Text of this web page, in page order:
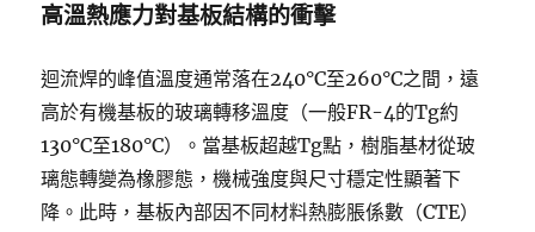
高溫熱應力對基板結構的衝擊
迴流焊的峰值溫度通常落在240°C至260°C之間，遠
高於有機基板的玻璃轉移溫度（一般FR-4的Tg約
130°C至180°C）。當基板超越Tg點，樹脂基材從玻
璃態轉變為橡膠態，機械強度與尺寸穩定性顯著下
降。此時，基板內部因不同材料熱膨脹係數（CTE）